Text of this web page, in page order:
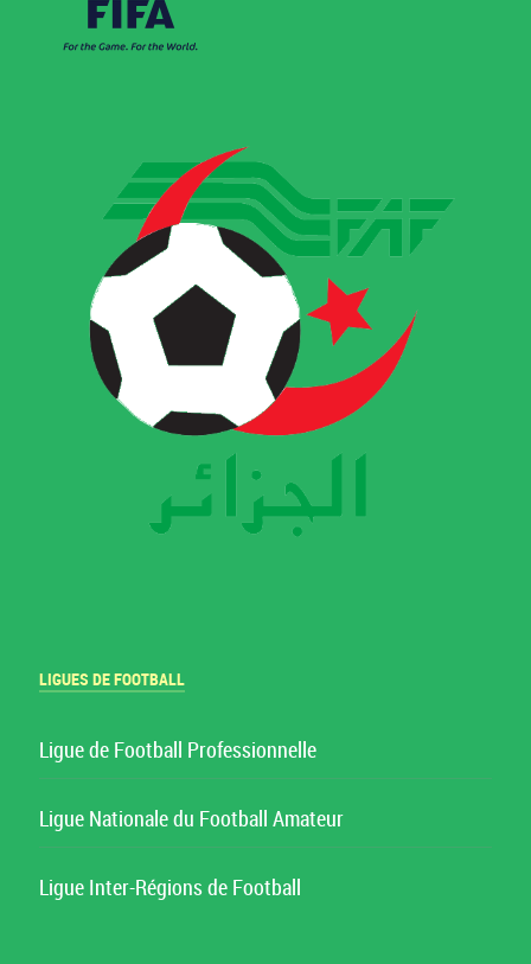
LIGUES DE FOOTBALL
Ligue de Football Professionnelle
Ligue Nationale du Football Amateur
Ligue Inter-Régions de Football